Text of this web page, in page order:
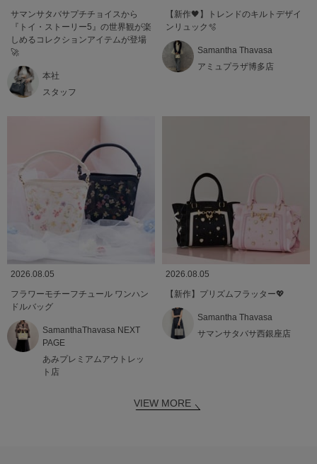
サマンサタバサプチチョイスから
『トイ・ストーリー5』の世界観が楽
しめるコレクションアイテムが登場
🚀
本社
スタッフ
【新作🖤】トレンドのキルトデザイ
ンリュック🫧
Samantha Thavasa
アミュプラザ博多店
2026.08.05
フラワーモチーフチュール ワンハン
ドルバッグ
SamanthaThavasa NEXT
PAGE
あみプレミアムアウトレッ
ト店
2026.08.05
【新作】プリズムフラッター💖
Samantha Thavasa
サマンサタバサ西銀座店
VIEW MORE